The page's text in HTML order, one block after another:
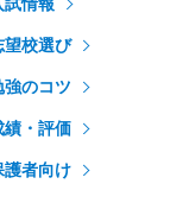
望校選び
強のコツ
績・評価
護者向け